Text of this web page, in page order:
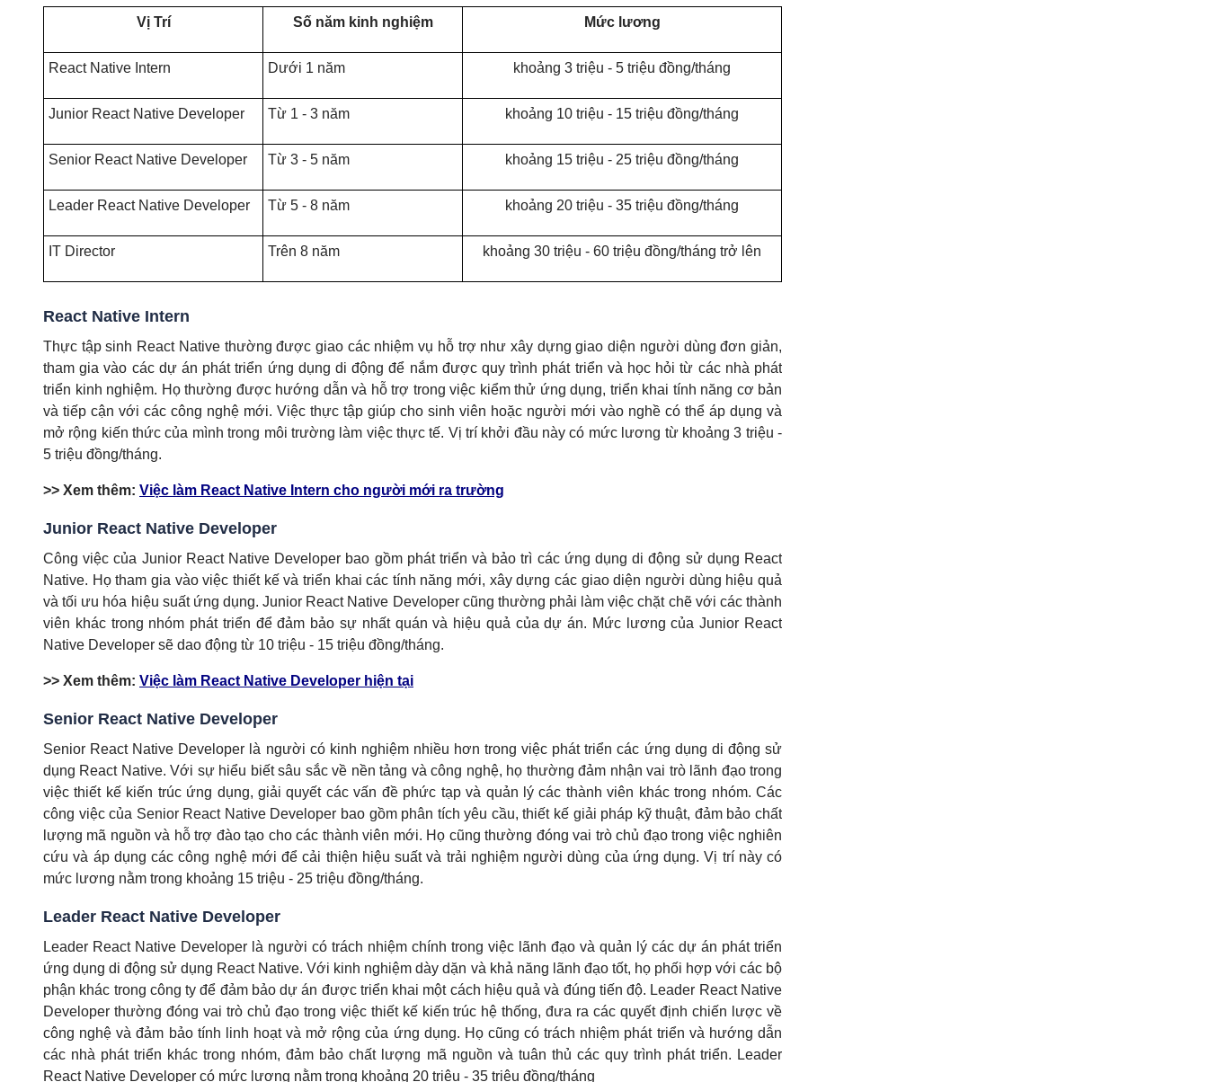
Vị Trí Số năm kinh nghiệm Mức lương
React Native Intern Dưới 1 năm khoảng 3 triệu - 5 triệu đồng/tháng
Junior React Native Developer Từ 1 - 3 năm khoảng 10 triệu - 15 triệu đồng/tháng
Senior React Native Developer Từ 3 - 5 năm khoảng 15 triệu - 25 triệu đồng/tháng
Leader React Native Developer Từ 5 - 8 năm khoảng 20 triệu - 35 triệu đồng/tháng
IT Director Trên 8 năm khoảng 30 triệu - 60 triệu đồng/tháng trở lên
React Native Intern
Thực tập sinh React Native thường được giao các nhiệm vụ hỗ trợ như xây dựng giao diện người dùng đơn giản,
tham gia vào các dự án phát triển ứng dụng di động để nắm được quy trình phát triển và học hỏi từ các nhà phát
triển kinh nghiệm. Họ thường được hướng dẫn và hỗ trợ trong việc kiểm thử ứng dụng, triển khai tính năng cơ bản
và tiếp cận với các công nghệ mới. Việc thực tập giúp cho sinh viên hoặc người mới vào nghề có thể áp dụng và
mở rộng kiến thức của mình trong môi trường làm việc thực tế. Vị trí khởi đầu này có mức lương từ khoảng 3 triệu -
5 triệu đồng/tháng.
>> Xem thêm: Việc làm React Native Intern cho người mới ra trường
Junior React Native Developer
Công việc của Junior React Native Developer bao gồm phát triển và bảo trì các ứng dụng di động sử dụng React
Native. Họ tham gia vào việc thiết kế và triển khai các tính năng mới, xây dựng các giao diện người dùng hiệu quả
và tối ưu hóa hiệu suất ứng dụng. Junior React Native Developer cũng thường phải làm việc chặt chẽ với các thành
viên khác trong nhóm phát triển để đảm bảo sự nhất quán và hiệu quả của dự án. Mức lương của Junior React
Native Developer sẽ dao động từ 10 triệu - 15 triệu đồng/tháng.
>> Xem thêm: Việc làm React Native Developer hiện tại
Senior React Native Developer
Senior React Native Developer là người có kinh nghiệm nhiều hơn trong việc phát triển các ứng dụng di động sử
dụng React Native. Với sự hiểu biết sâu sắc về nền tảng và công nghệ, họ thường đảm nhận vai trò lãnh đạo trong
việc thiết kế kiến trúc ứng dụng, giải quyết các vấn đề phức tạp và quản lý các thành viên khác trong nhóm. Các
công việc của Senior React Native Developer bao gồm phân tích yêu cầu, thiết kế giải pháp kỹ thuật, đảm bảo chất
lượng mã nguồn và hỗ trợ đào tạo cho các thành viên mới. Họ cũng thường đóng vai trò chủ đạo trong việc nghiên
cứu và áp dụng các công nghệ mới để cải thiện hiệu suất và trải nghiệm người dùng của ứng dụng. Vị trí này có
mức lương nằm trong khoảng 15 triệu - 25 triệu đồng/tháng.
Leader React Native Developer
Leader React Native Developer là người có trách nhiệm chính trong việc lãnh đạo và quản lý các dự án phát triển
ứng dụng di động sử dụng React Native. Với kinh nghiệm dày dặn và khả năng lãnh đạo tốt, họ phối hợp với các bộ
phận khác trong công ty để đảm bảo dự án được triển khai một cách hiệu quả và đúng tiến độ. Leader React Native
Developer thường đóng vai trò chủ đạo trong việc thiết kế kiến trúc hệ thống, đưa ra các quyết định chiến lược về
công nghệ và đảm bảo tính linh hoạt và mở rộng của ứng dụng. Họ cũng có trách nhiệm phát triển và hướng dẫn
các nhà phát triển khác trong nhóm, đảm bảo chất lượng mã nguồn và tuân thủ các quy trình phát triển. Leader
React Native Developer có mức lương nằm trong khoảng 20 triệu - 35 triệu đồng/tháng